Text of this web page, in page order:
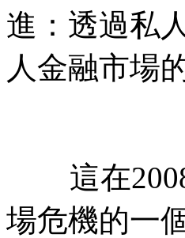
進：透過私
人金融市場
這在
場危機的一